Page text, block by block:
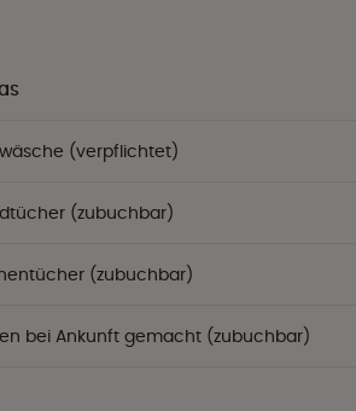
(verpflichtet)
(zubuchbar)
(zubuchbar)
bei Ankunft gemacht (zubuchbar)